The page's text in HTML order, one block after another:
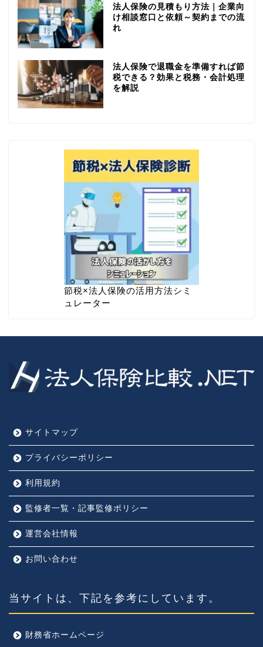
法人保険の見積もり方法｜企業向
け相談窓口と依頼～契約までの流
れ
法人保険で退職金を準備すれば節
税できる？効果と税務・会計処理
を解説
節税×法人保険の活用方法シミ
ュレーター
サイトマップ
プライバシーポリシー
利用規約
監修者一覧・記事監修ポリシー
運営会社情報
お問い合わせ
当サイトは、下記を参考にしています。
財務省ホームページ